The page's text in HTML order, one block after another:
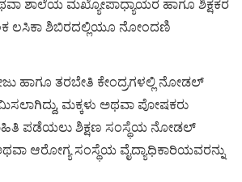
ಶಾಲೆಯ ಮಖ್ಯೋಪಾಧ್ಯಾಯರ ಹಾಗೂ ಶಿಕ್ಷಕರ
ಲಸಿಕಾ ಶಿಬಿರದಲ್ಲಿಯೂ ನೋಂದಣಿ
ಹಾಗೂ ತರಬೇತಿ ಕೇಂದ್ರಗಳಲ್ಲಿ ನೋಡಲ್
ಮಕ್ಕಳು ಅಥವಾ ಪೋಷಕರು
ಪಡೆಯಲು ಶಿಕ್ಷಣ ಸಂಸ್ಥೆಯ ನೋಡಲ್
ಆರೋಗ್ಯ ಸಂಸ್ಥೆಯ ವೈದ್ಯಾಧಿಕಾರಿಯವರನ್ನು